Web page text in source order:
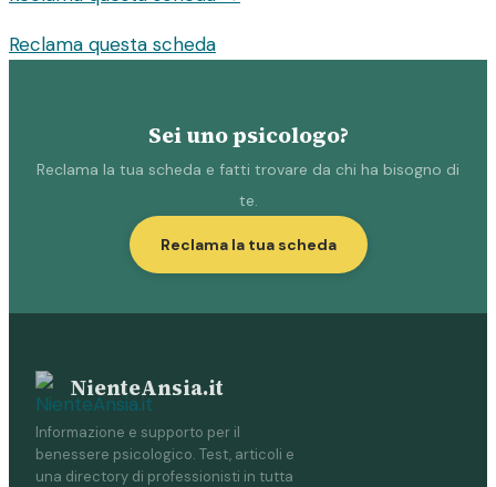
Reclama questa scheda
Sei uno psicologo?
Reclama la tua scheda e fatti trovare da chi ha bisogno di
te.
Reclama la tua scheda
NienteAnsia.it
Informazione e supporto per il
benessere psicologico. Test, articoli e
una directory di professionisti in tutta